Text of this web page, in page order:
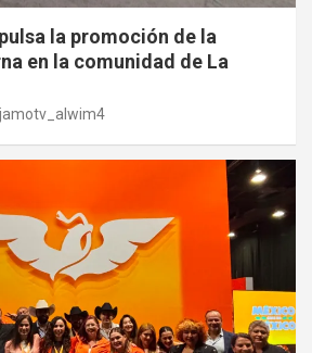
la promoción de la
en la comunidad de La